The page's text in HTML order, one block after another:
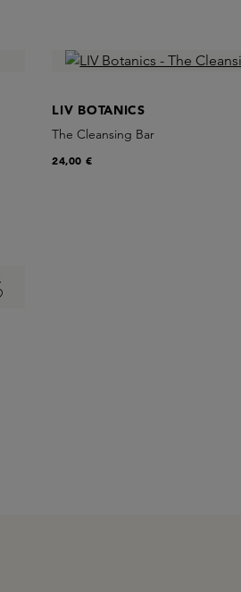
LIV BOTANICS
The Cleansing Bar
24,00 €